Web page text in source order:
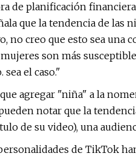
de planificación
que la tendencia de las
no creo que esto sea una
son más
sea ​​el caso."
agregar "niña" a la
notar que la
de su video), una
de TikTok